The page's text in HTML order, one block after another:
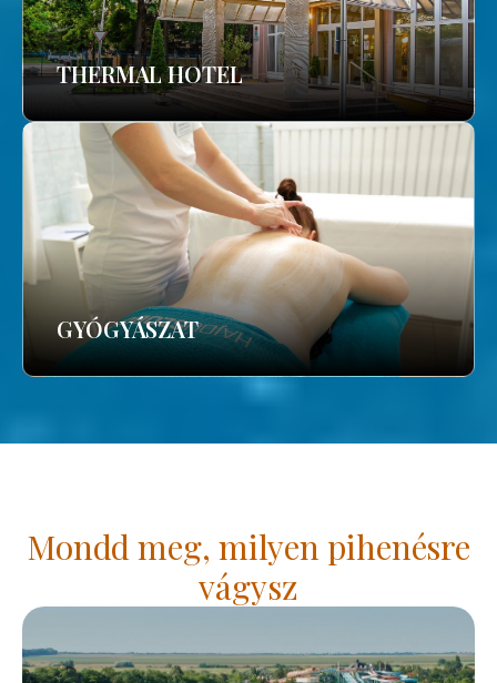
THERMAL HOTEL
GYÓGYÁSZAT
Mondd meg, milyen pihenésre
vágysz